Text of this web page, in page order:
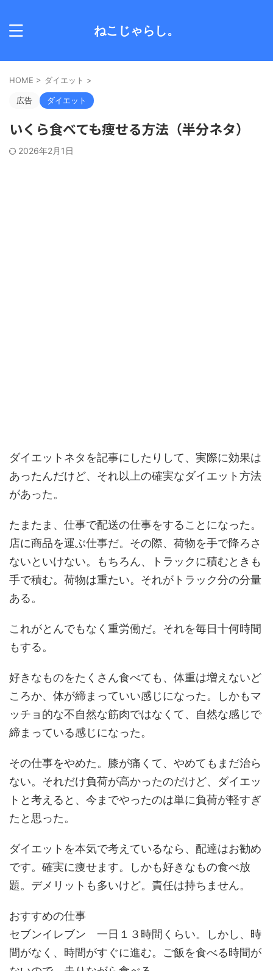
ねこじゃらし。
HOME > ダイエット >
広告 ダイエット
いくら食べても痩せる方法（半分ネタ）
2026年2月1日
ダイエットネタを記事にしたりして、実際に効果は
あったんだけど、それ以上の確実なダイエット方法
があった。
たまたま、仕事で配送の仕事をすることになった。
店に商品を運ぶ仕事だ。その際、荷物を手で降ろさ
ないといけない。もちろん、トラックに積むときも
手で積む。荷物は重たい。それがトラック分の分量
ある。
これがとんでもなく重労働だ。それを毎日十何時間
もする。
好きなものをたくさん食べても、体重は増えないど
ころか、体が締まっていい感じになった。しかもマ
ッチョ的な不自然な筋肉ではなくて、自然な感じで
締まっている感じになった。
その仕事をやめた。膝が痛くて、やめてもまだ治ら
ない。それだけ負荷が高かったのだけど、ダイエッ
トと考えると、今までやったのは単に負荷が軽すぎ
たと思った。
ダイエットを本気で考えているなら、配達はお勧め
です。確実に痩せます。しかも好きなもの食べ放
題。デメリットも多いけど。責任は持ちません。
おすすめの仕事
セブンイレブン 一日１３時間くらい。しかし、時
間がなく、時間がすぐに進む。ご飯を食べる時間が